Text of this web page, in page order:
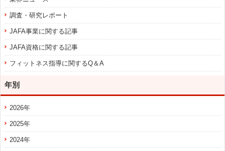
調査・研究レポート
JAFA事業に関する記事
JAFA資格に関する記事
フィットネス指導に関するQ＆A
年別
2026年
2025年
2024年